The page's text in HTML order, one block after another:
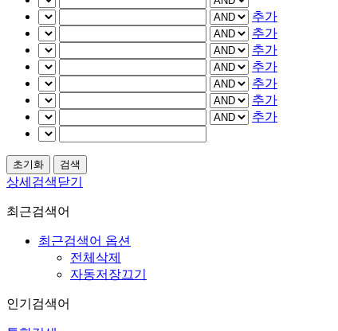
추가
추가
추가
추가
추가
추가
추가
상세검색닫기
최근검색어
최근검색어 옵션
전체삭제
자동저장끄기
인기검색어